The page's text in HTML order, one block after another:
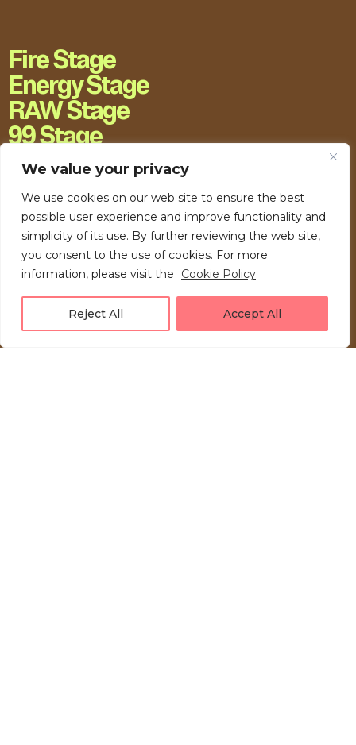
We value your privacy
We use cookies on our web site to ensure the best
possible user experience and improve functionality and
simplicity of its use. By further reviewing the web site,
you consent to the use of cookies. For more
information, please visit the
Cookie Policy
Reject All Accept All
Fire Stage
Energy Stage
RAW Stage
99 Stage
H20 Stage